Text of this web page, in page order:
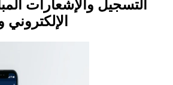
التسجيل والإشعارات